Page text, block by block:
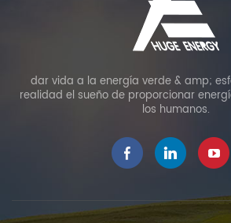
dar vida a la energía verde & amp;
realidad el sueño de proporcionar
los humanos.